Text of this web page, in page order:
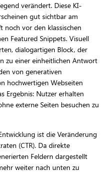
verändert. Diese KI-
gut sichtbar am
noch vor den klassischen
Featured Snippets. Visuell
dialogartigen Block, der
zu einer einheitlichen Antwort
von generativen
hochwertigen Webseiten
Ergebnis: Nutzer erhalten
externe Seiten besuchen zu
ist die Veränderung
(CTR). Da direkte
Feldern dargestellt
weiter nach unten zu